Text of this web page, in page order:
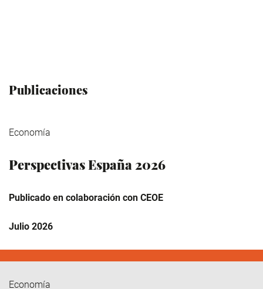
Publicaciones
Economía
Perspectivas España 2026
Publicado en colaboración con CEOE
Julio 2026
Economía